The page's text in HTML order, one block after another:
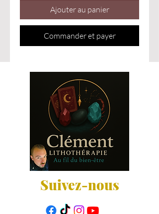
Ajouter au panier
Commander et payer
Suivez-nous